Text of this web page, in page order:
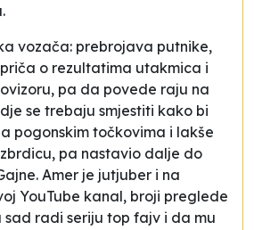
vozača: prebrojava putnike,
o rezultatima utakmica i
pa da povede raju na
se trebaju smjestiti kako bi
pogonskim točkovima i lakše
pa nastavio dalje do
Amer je jutjuber i na
YouTube kanal, broji preglede
sad radi seriju top fajv i da mu